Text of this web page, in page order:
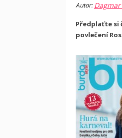
Autor:
Předplaťte si
povlečení